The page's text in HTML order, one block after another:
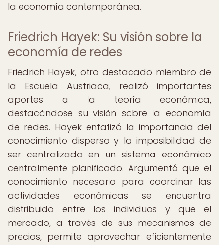
la economía contemporánea.
Friedrich Hayek: Su visión sobre la
economía de redes
Friedrich Hayek, otro destacado miembro de
la Escuela Austriaca, realizó importantes
aportes a la teoría económica,
destacándose su visión sobre la economía
de redes. Hayek enfatizó la importancia del
conocimiento disperso y la imposibilidad de
ser centralizado en un sistema económico
centralmente planificado. Argumentó que el
conocimiento necesario para coordinar las
actividades económicas se encuentra
distribuido entre los individuos y que el
mercado, a través de sus mecanismos de
precios, permite aprovechar eficientemente